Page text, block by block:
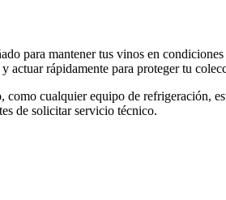
para mantener tus vinos en
actuar rápidamente para proteger tu
cualquier equipo de refrigeración,
de solicitar servicio técnico.